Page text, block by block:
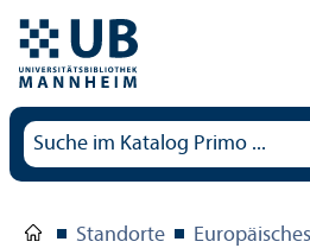
Standorte